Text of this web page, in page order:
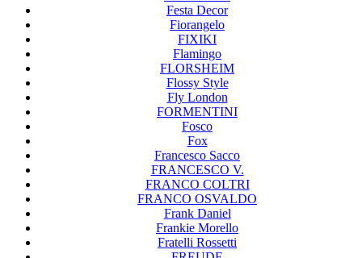
Festa Decor
Fiorangelo
FIXIKI
Flamingo
FLORSHEIM
Flossy Style
Fly London
FORMENTINI
Fosco
Fox
Francesco Sacco
FRANCESCO V.
FRANCO COLTRI
FRANCO OSVALDO
Frank Daniel
Frankie Morello
Fratelli Rossetti